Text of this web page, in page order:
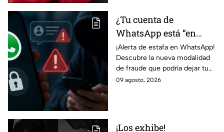
¿Tu cuenta de
WhatsApp está “en
revisión”? Este mensaje
podría dejarte
vulnerable ante
ESTAFAS si no tienes
¡Alerta de estafa en WhatsApp!
Descubre la nueva modalidad
de fraude que podría dejar tu
cuenta vulnerable. ¡No te
09 agosto, 2026
¡Los exhibe!